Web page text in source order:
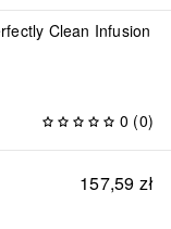
Clean Infusion
0 (0)
157,59 zł